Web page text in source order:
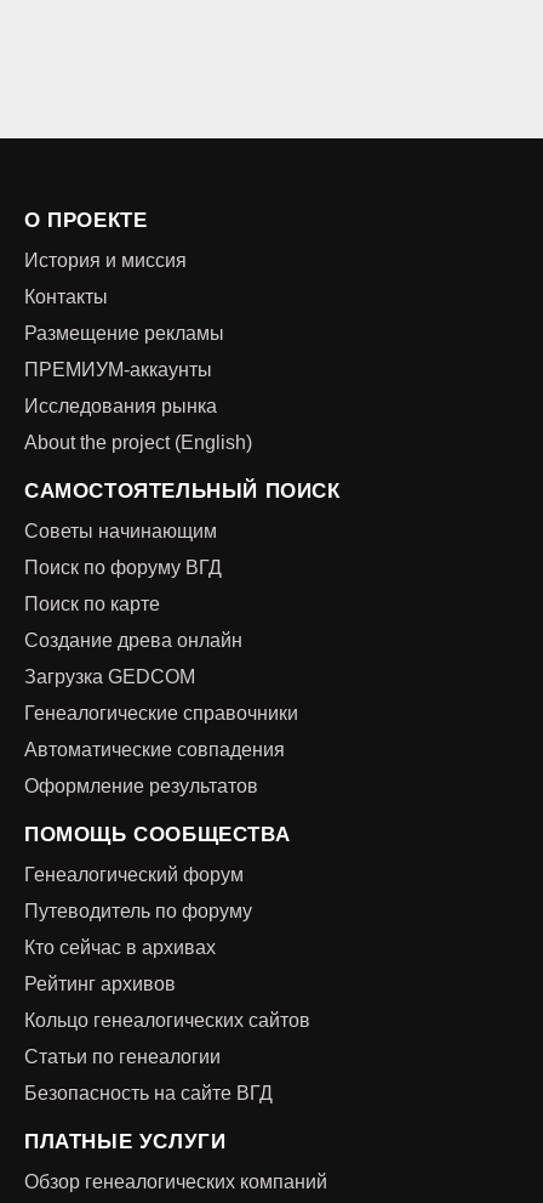
О ПРОЕКТЕ
История и миссия
Контакты
Размещение рекламы
ПРЕМИУМ-аккаунты
Исследования рынка
About the project (English)
САМОСТОЯТЕЛЬНЫЙ ПОИСК
Советы начинающим
Поиск по форуму ВГД
Поиск по карте
Создание древа онлайн
Загрузка GEDCOM
Генеалогические справочники
Автоматические совпадения
Оформление результатов
ПОМОЩЬ СООБЩЕСТВА
Генеалогический форум
Путеводитель по форуму
Кто сейчас в архивах
Рейтинг архивов
Кольцо генеалогических сайтов
Статьи по генеалогии
Безопасность на сайте ВГД
ПЛАТНЫЕ УСЛУГИ
Обзор генеалогических компаний